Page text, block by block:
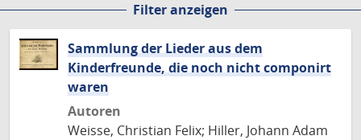
Filter anzeigen
Sammlung der Lieder aus dem
Kinderfreunde, die noch nicht componirt
waren
Autoren
Weisse, Christian Felix; Hiller, Johann Adam